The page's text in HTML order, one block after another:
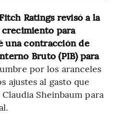
Fitch Ratings revisó a la
para
una contracción de
Bruto (PIB) para
por los aranceles
ajustes al gasto que
Sheinbaum para